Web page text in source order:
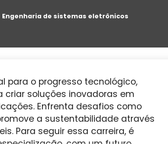
Engenharia de sistemas eletrônicos
para o progresso tecnológico,
soluções inovadoras em
Enfrenta desafios como
a sustentabilidade através
Para seguir essa carreira, é